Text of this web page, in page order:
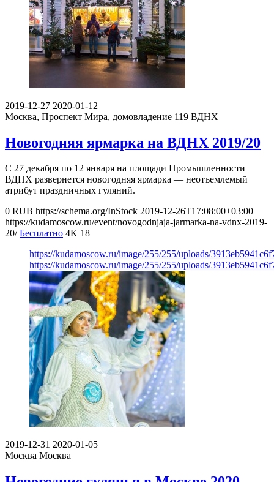
2019-12-27 2020-01-12
Москва, Проспект Мира, домовладение 119 ВДНХ
Новогодняя ярмарка на ВДНХ 2019/20
С 27 декабря по 12 января на площади Промышленности
ВДНХ развернется новогодняя ярмарка — неотъемлемый
атрибут праздничных гуляний.
0 RUB https://schema.org/InStock 2019-12-26T17:08:00+03:00
https://kudamoscow.ru/event/novogodnjaja-jarmarka-na-vdnx-2019-
20/ Бесплатно 4K 18
https://kudamoscow.ru/image/255/255/uploads/
https://kudamoscow.ru/image/255/255/uploads/
2019-12-31 2020-01-05
Москва Москва